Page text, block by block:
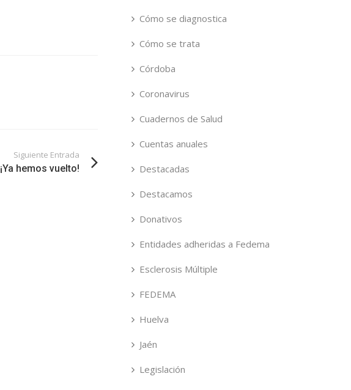
Siguiente Entrada
¡Ya hemos vuelto!
Cómo se diagnostica
Cómo se trata
Córdoba
Coronavirus
Cuadernos de Salud
Cuentas anuales
Destacadas
Destacamos
Donativos
Entidades adheridas a Fedema
Esclerosis Múltiple
FEDEMA
Huelva
Jaén
Legislación